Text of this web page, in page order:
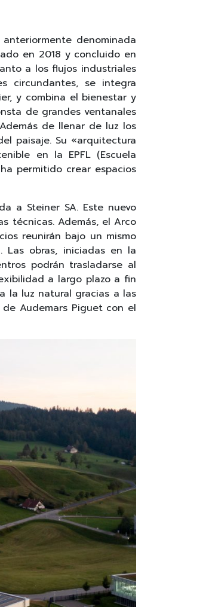
denominada
en 2018 y concluido en
a los flujos industriales
circundantes, se integra
y combina el bienestar y
de grandes ventanales
de llenar de luz los
paisaje. Su «arquitectura
en la EPFL (Escuela
permitido crear espacios
a Steiner SA. Este nuevo
técnicas. Además, el Arco
reunirán bajo un mismo
Las obras, iniciadas en la
podrán trasladarse al
a largo plazo a fin
la luz natural gracias a las
Audemars Piguet con el